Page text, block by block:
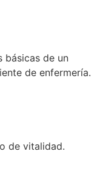
básicas de un
de enfermería.
de vitalidad.